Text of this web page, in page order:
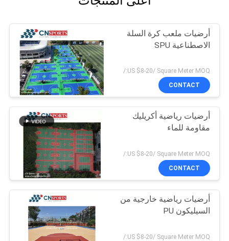
أرضيات ملعب كرة السلة
الاصطناعية SPU
US $8-20/ Square Meter MOQ:/
CONTACT
أرضيات رياضية أكريليك
مقاومة للماء
US $8-20/ Square Meter MOQ:/
CONTACT
أرضيات رياضية خارجية من
السيليكون PU
US $8-20/ Square Meter MOQ:/